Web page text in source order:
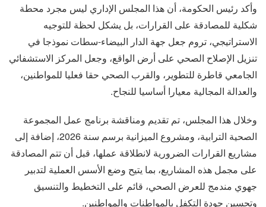
وأكد رئيس الحكومة، أن هذا المجلس الإداري ليس مجرد محطة
شكلية للمصادقة على القرارات، بل يشكل لحظة للتوجيه
الاستراتيجي، تروم جعل جهة الدار البيضاء-سطات نموذجا في
تنزيل الإصلاح الصحي على أرض الواقع، وجعل المركز الاستشفائي
الجامعي قاطرة للتطوير، والقرب الصحي حقا فعليا للمواطنين،
والعدالة المجالية معيارا أساسيا للنجاح.
وخلال هذا المجلس، تم تقديم ومناقشة برنامج عمل المجموعة
الصحية الترابية، ومشروع الميزانية برسم سنة 2026، إضافة إلى
مشاريع القرارات الضرورية لانطلاقة عملها، قبل أن تتم المصادقة
على مجمل هذه المشاريع، بما يتيح وضع الأسس العملية لتدبير
جهوي مندمج للعرض الصحي، قائم على التخطيط والتنسيق
وتحسين جودة التكفل بالمواطنات والمواطنين.